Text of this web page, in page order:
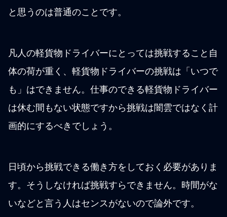
と思うのは普通のことです。
凡人の軽貨物ドライバーにとっては挑戦すること自
体の荷が重く、軽貨物ドライバーの挑戦は「いつで
も」はできません。仕事のできる軽貨物ドライバー
は休む間もない状態ですから挑戦は闇雲ではなく計
画的にするべきでしょう。
日頃から挑戦できる働き方をしておく必要がありま
す。そうしなければ挑戦すらできません。時間がな
いなどと言う人はセンスがないので論外です。